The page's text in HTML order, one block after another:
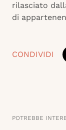
rilasciato
di
CONDIVIDI
POTREBBE